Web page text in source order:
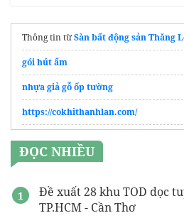
Thông tin từSàn bất động sản Thăng
gói hút ẩm
nhựa giả gỗ ốp tường
https://cokhithanhlan.com/
Sinh hàn máy tàu thủy
Nhôm xingfa Việt Nam
Giá thép tấm
ĐỌC NHIỀU
Đề xuất 28 khu TOD dọc
TP.HCM - Cần Thơ